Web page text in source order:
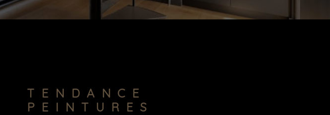
TENDANCE
PEINTURES